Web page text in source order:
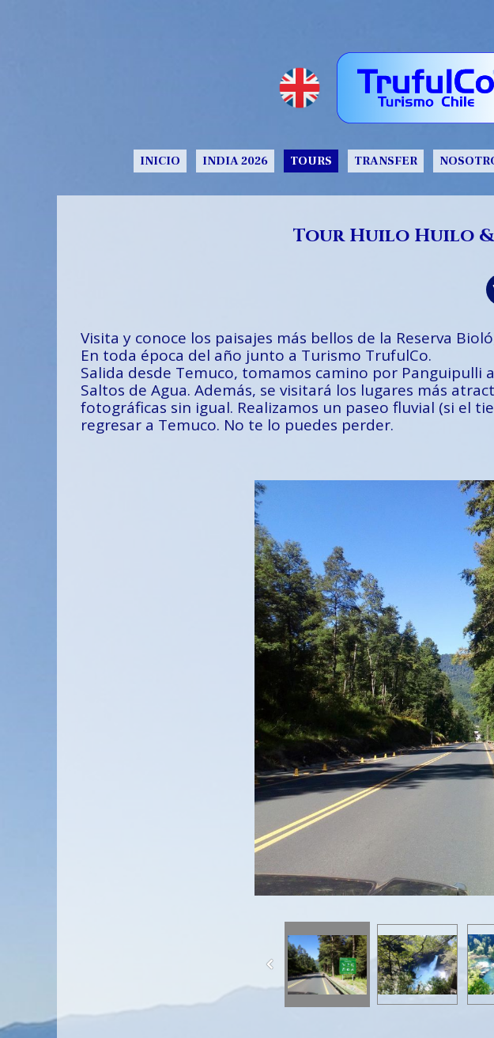
INICIO INDIA 2026 TOURS TRANSFER
Tour Huilo Huilo &
Visita y conoce los paisajes más bellos de la Reserva
En toda época del año junto a Turismo TrufulCo.
Salida desde Temuco, tomamos camino por Panguipulli
Saltos de Agua. Además, se visitará los lugares más
fotográficas sin igual. Realizamos un paseo fluvial (si el
regresar a Temuco. No te lo puedes perder.